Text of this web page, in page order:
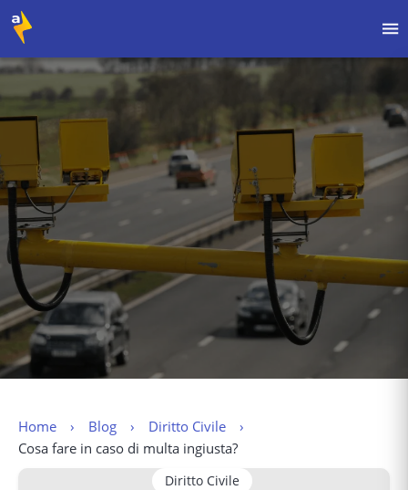
Home Blog
Diritto Civile
Cosa fare in caso di multa ingiusta?
Diritto Civile